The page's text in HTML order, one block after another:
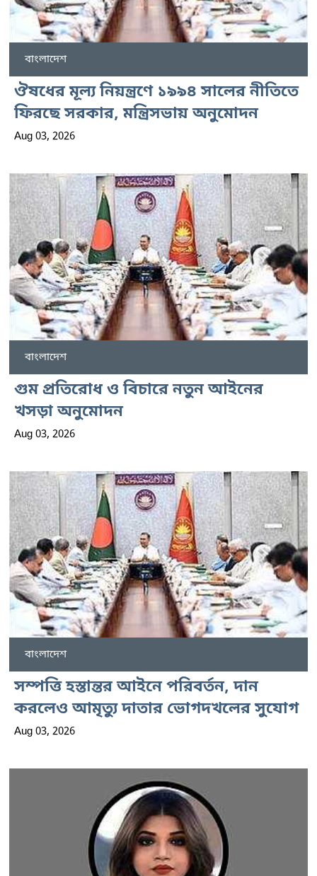
বাংলাদেশ
ঔষধের মূল্য নিয়ন্ত্রণে ১৯৯৪ সালের নীতিতে
ফিরছে সরকার, মন্ত্রিসভায় অনুমোদন
Aug 03, 2026
বাংলাদেশ
গুম প্রতিরোধ ও বিচারে নতুন আইনের
খসড়া অনুমোদন
Aug 03, 2026
বাংলাদেশ
সম্পত্তি হস্তান্তর আইনে পরিবর্তন, দান
করলেও আমৃত্যু দাতার ভোগদখলের সুযোগ
Aug 03, 2026